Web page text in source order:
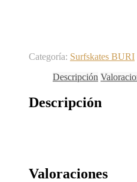
Categoría: Surfskates BURI
Descripción
Descripción
Valoraciones